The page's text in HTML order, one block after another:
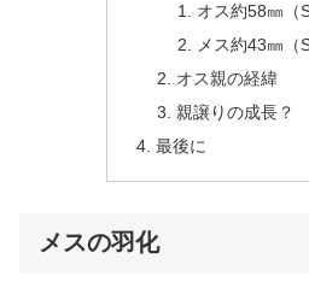
オス約58㎜（
メス約43㎜（
オス親の経緯
親譲りの成長？
最後に
メスの羽化